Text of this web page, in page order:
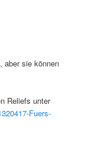
aber sie können
Reliefs unter
Fuers-